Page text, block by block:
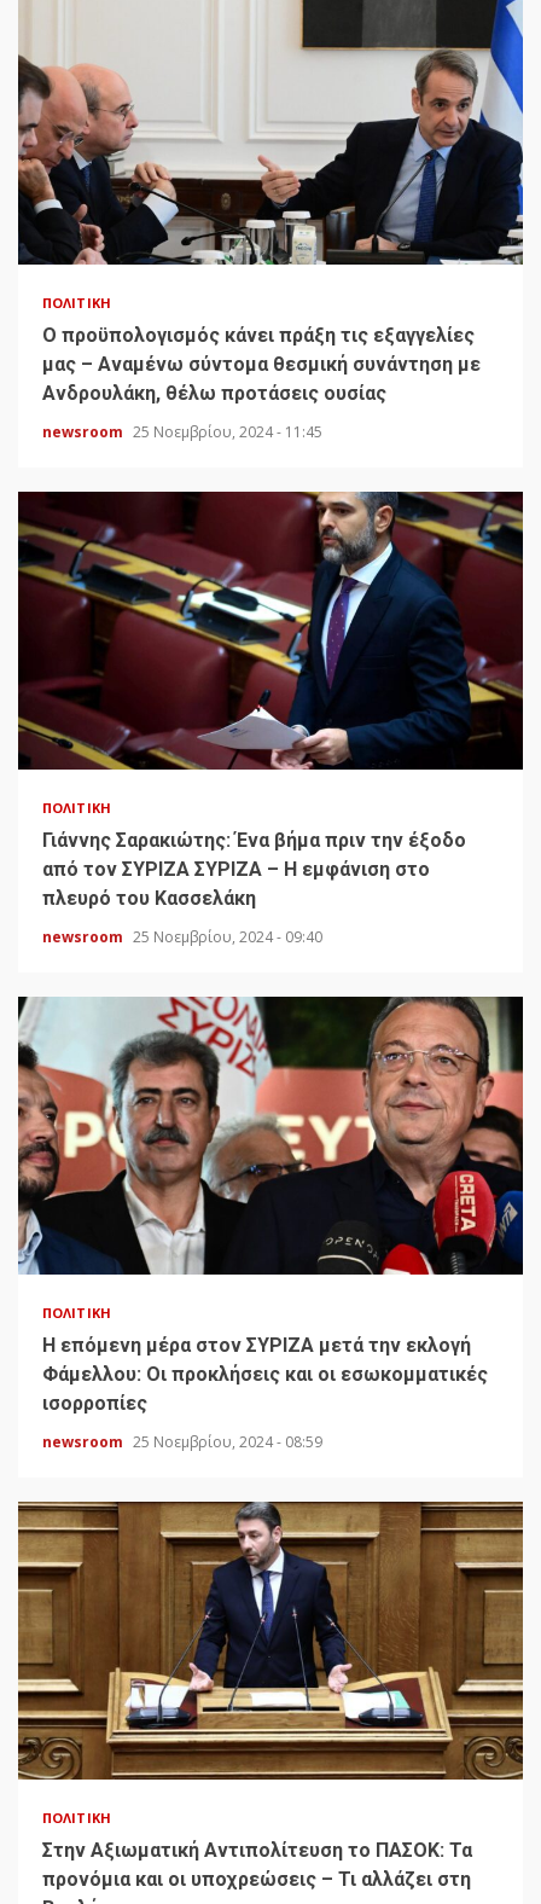
ΠΟΛΙΤΙΚΉ
Ο προϋπολογισμός κάνει πράξη τις εξαγγελίες
μας – Αναμένω σύντομα θεσμική συνάντηση με
Ανδρουλάκη, θέλω προτάσεις ουσίας
newsroom 25 Νοεμβρίου, 2024 - 11:45
ΠΟΛΙΤΙΚΉ
Γιάννης Σαρακιώτης: Ένα βήμα πριν την έξοδο
από τον ΣΥΡΙΖΑ ΣΥΡΙΖΑ – Η εμφάνιση στο
πλευρό του Κασσελάκη
newsroom 25 Νοεμβρίου, 2024 - 09:40
ΠΟΛΙΤΙΚΉ
H επόμενη μέρα στον ΣΥΡΙΖΑ μετά την εκλογή
Φάμελλου: Οι προκλήσεις και οι εσωκομματικές
ισορροπίες
newsroom 25 Νοεμβρίου, 2024 - 08:59
ΠΟΛΙΤΙΚΉ
Στην Αξιωματική Αντιπολίτευση το ΠΑΣΟΚ: Τα
προνόμια και οι υποχρεώσεις – Τι αλλάζει στη